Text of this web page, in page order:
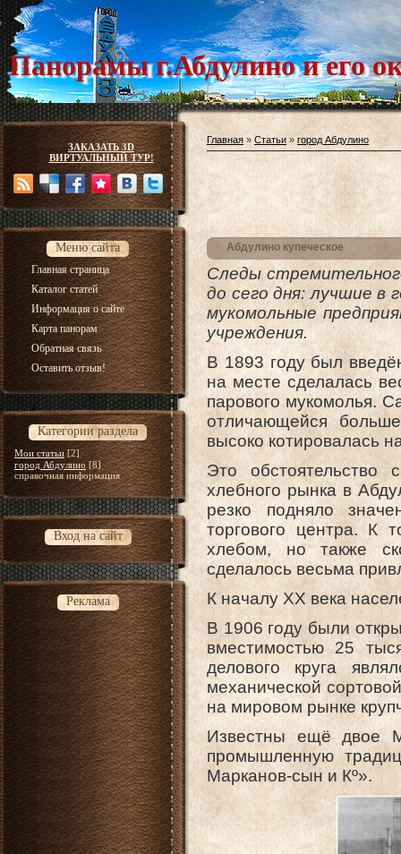
Панорамы г.Абдулино и его
ЗАКАЗАТЬ 3D
ВИРТУАЛЬНЫЙ ТУР!
Меню сайта
Главная страница
Каталог статей
Информация о сайте
Карта панорам
Обратная связь
Оставить отзыв!
Категории раздела
Мои статьи [2]
город Абдулино [8]
справочная информация
Вход на сайт
Реклама
Главная » Статьи » город Абдулино
Абдулино купеческое
Следы
до сего дня: лучшие в
мукомольные
учреждения.
В 1893 году был
на месте сделалась
парового мукомолья.
отличающейся
высоко котировалась
Это обстоятельство
хлебного рынка в
резко подняло
торгового центра. К
хлебом, но также
сделалось весьма
К началу XX века
В 1906 году были
вместимостью 25
делового круга
механической
на мировом рынке
Известны ещё двое
промышленную
Марканов-сын и Кº».